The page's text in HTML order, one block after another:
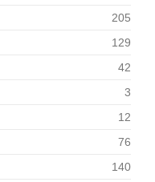
205
129
42
3
12
76
140